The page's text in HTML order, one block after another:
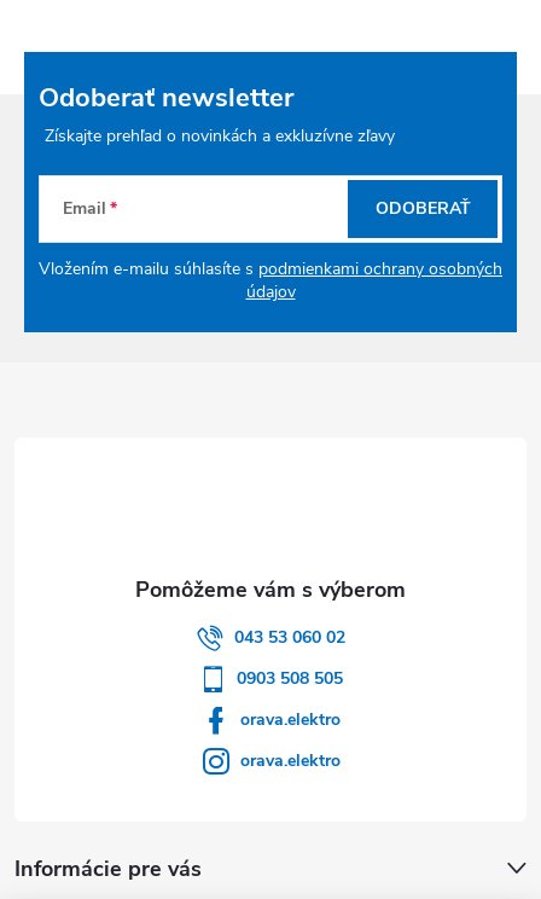
Odoberať newsletter
Získajte prehľad o novinkách a exkluzívne zľavy
Email
Vložením e-mailu súhlasíte s podmienkami ochrany osobných
údajov
ODOBERAŤ
043 53 060 02
0903 508 505
orava.elektro
orava.elektro
Informácie pre vás